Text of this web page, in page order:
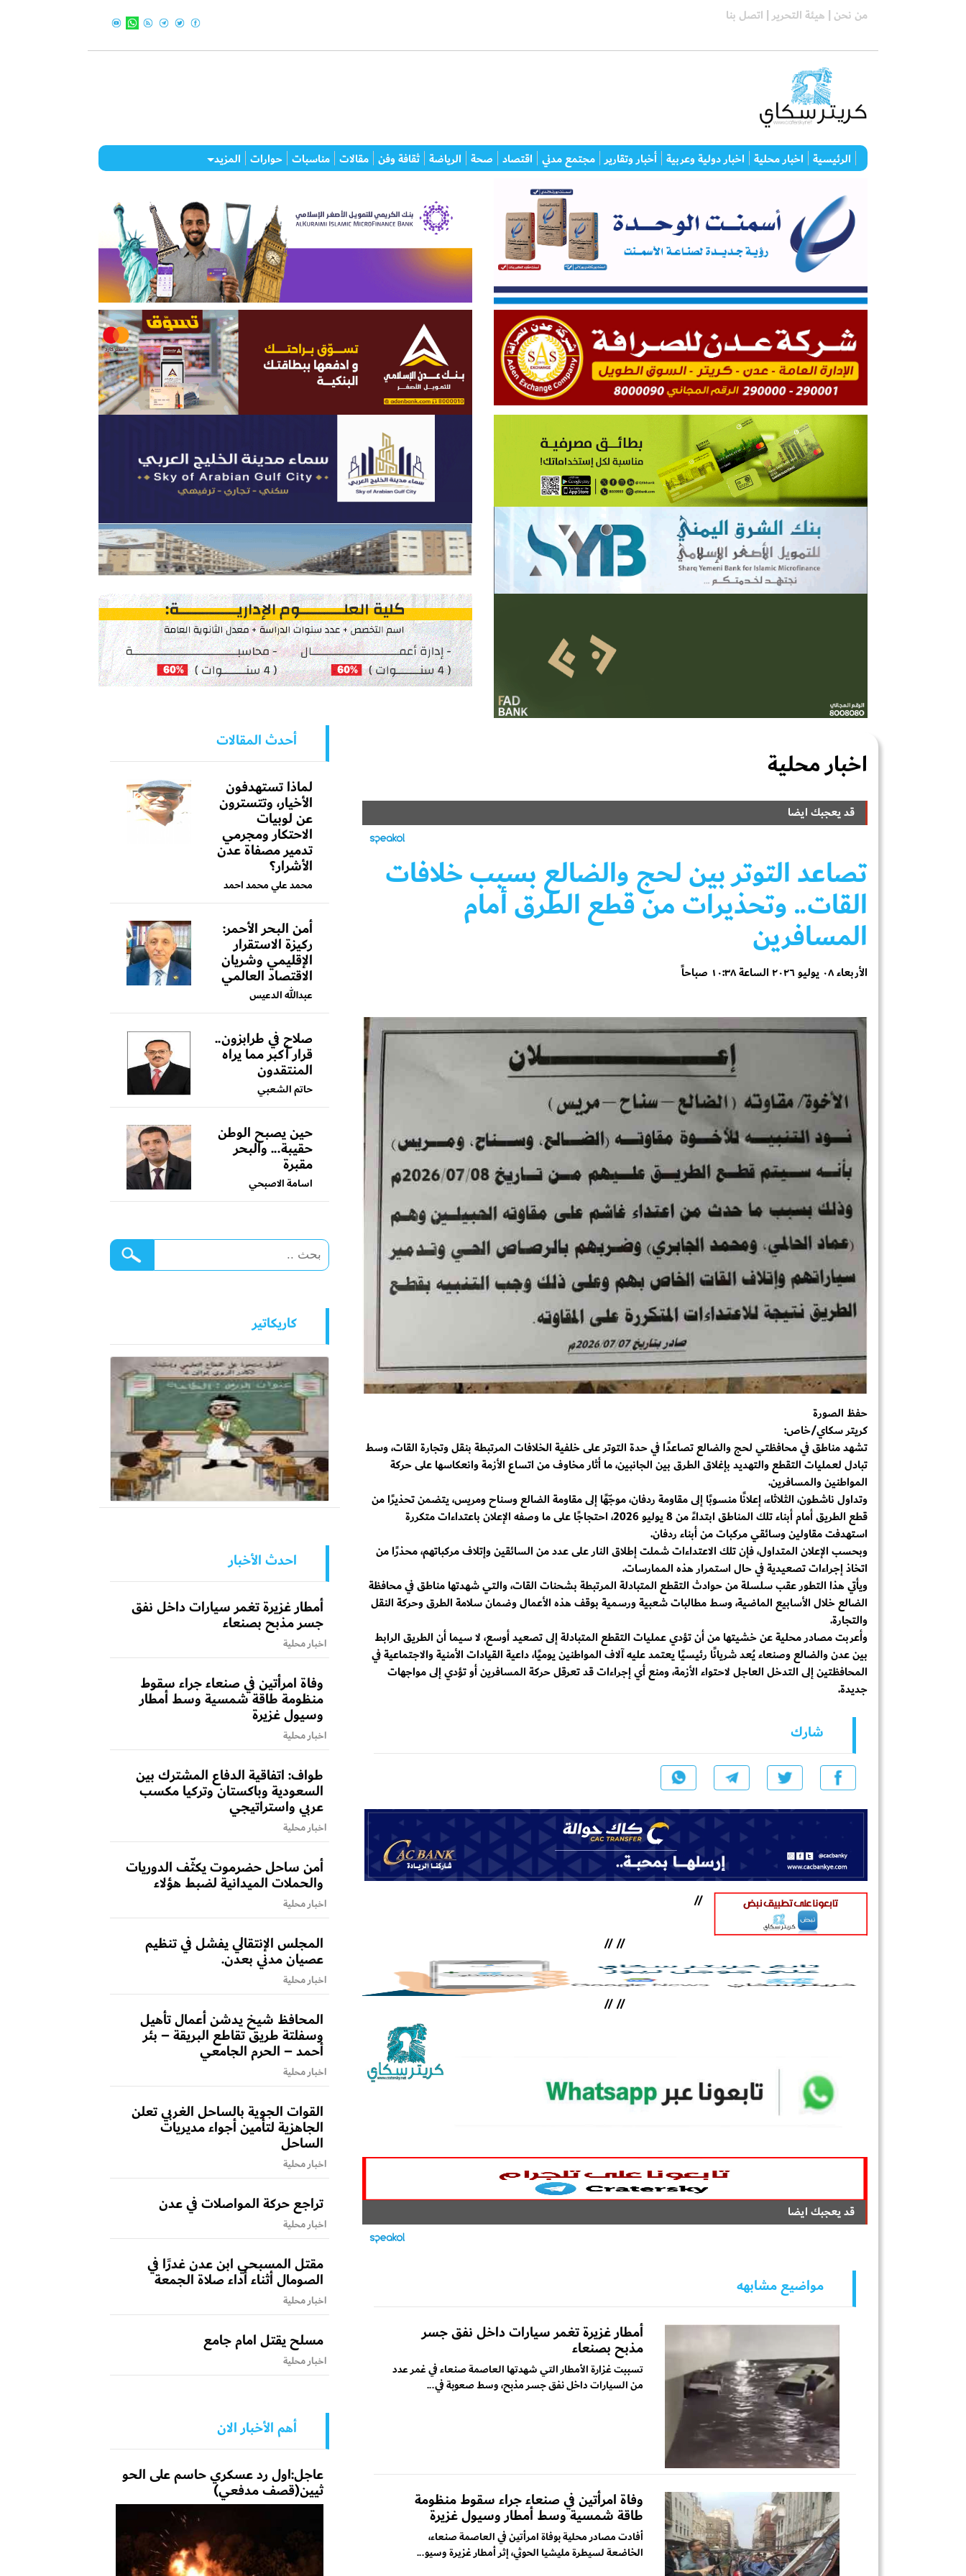
من نحن | هيئة التحرير | اتصل بنا
الرئيسية اخبار محلية اخبار دولية وعربية أخبار وتقارير مجتمع مدني اقتصاد صحة الرياضة ثقافة وفن مقالات مناسبات حوارات المزيد
اخبار محلية
قد يعجبك ايضا
تصاعد التوتر بين لحج والضالع بسبب خلافات
القات.. وتحذيرات من قطع الطرق أمام
المسافرين
الأربعاء ٠٨ يوليو ٢٠٢٦ الساعة ١٠:٣٨ صباحاً
حفظ الصورة
كريتر سكاي/خاص:
تشهد مناطق في محافظتي لحج والضالع تصاعدًا في حدة التوتر على خلفية الخلافات المرتبطة بنقل وتجارة القات، وسط
تبادل لعمليات التقطع والتهديد بإغلاق الطرق بين الجانبين، ما أثار مخاوف من اتساع الأزمة وانعكاسها على حركة
المواطنين والمسافرين.
وتداول ناشطون، الثلاثاء، إعلانًا منسوبًا إلى مقاومة ردفان، موجّهًا إلى مقاومة الضالع وسناح ومريس، يتضمن تحذيرًا من
قطع الطريق أمام أبناء تلك المناطق ابتداءً من 8 يوليو 2026، احتجاجًا على ما وصفه الإعلان باعتداءات متكررة
استهدفت مقاولين وسائقي مركبات من أبناء ردفان.
وبحسب الإعلان المتداول، فإن تلك الاعتداءات شملت إطلاق النار على عدد من السائقين وإتلاف مركباتهم، محذرًا من
اتخاذ إجراءات تصعيدية في حال استمرار هذه الممارسات.
ويأتي هذا التطور عقب سلسلة من حوادث التقطع المتبادلة المرتبطة بشحنات القات، والتي شهدتها مناطق في محافظة
الضالع خلال الأسابيع الماضية، وسط مطالبات شعبية ورسمية بوقف هذه الأعمال وضمان سلامة الطرق وحركة النقل
والتجارة.
وأعربت مصادر محلية عن خشيتها من أن تؤدي عمليات التقطع المتبادلة إلى تصعيد أوسع، لا سيما أن الطريق الرابط
بين عدن والضالع وصنعاء يُعد شريانًا رئيسيًا يعتمد عليه آلاف المواطنين يوميًا، داعية القيادات الأمنية والاجتماعية في
المحافظتين إلى التدخل العاجل لاحتواء الأزمة، ومنع أي إجراءات قد تعرقل حركة المسافرين أو تؤدي إلى مواجهات
جديدة.
شارك
//
//
//
//
//
قد يعجبك ايضا
مواضيع مشابهه
أمطار غزيرة تغمر سيارات داخل نفق جسر
مذبح بصنعاء
تسببت غزارة الأمطار التي شهدتها العاصمة صنعاء في غمر عدد
من السيارات داخل نفق جسر مذبح، وسط صعوبة في...
وفاة امرأتين في صنعاء جراء سقوط منظومة
طاقة شمسية وسط أمطار وسيول غزيرة
أفادت مصادر محلية بوفاة امرأتين في العاصمة صنعاء،
الخاضعة لسيطرة مليشيا الحوثي، إثر أمطار غزيرة وسيو...
أحدث المقالات
لماذا تستهدفون
الأخيار، وتتسترون
عن لوبيات
الاحتكار ومجرمي
تدمير مصفاة عدن
الأشرار؟
محمد علي محمد احمد
أمن البحر الأحمر:
ركيزة الاستقرار
الإقليمي وشريان
الاقتصاد العالمي
عبدالله الدعيس
صلاح في طرابزون..
قرار أكبر مما يراه
المنتقدون
حاتم الشعبي
حين يصبح الوطن
حقيبة... والبحر
مقبرة
اسامة الاصبحي
كاريكاتير
احدث الأخبار
أمطار غزيرة تغمر سيارات داخل نفق
جسر مذبح بصنعاء
اخبار محلية
وفاة امرأتين في صنعاء جراء سقوط
منظومة طاقة شمسية وسط أمطار
وسيول غزيرة
اخبار محلية
طواف: اتفاقية الدفاع المشترك بين
السعودية وباكستان وتركيا مكسب
عربي واستراتيجي
اخبار محلية
أمن ساحل حضرموت يكثّف الدوريات
والحملات الميدانية لضبط هؤلاء
اخبار محلية
المجلس الإنتقالي يفشل في تنظيم
عصيان مدني بعدن.
اخبار محلية
المحافظ شيخ يدشن أعمال تأهيل
وسفلتة طريق تقاطع البريقة – بئر
أحمد – الحرم الجامعي
اخبار محلية
القوات الجوية بالساحل الغربي تعلن
الجاهزية لتأمين أجواء مديريات
الساحل
اخبار محلية
تراجع حركة المواصلات في عدن
اخبار محلية
مقتل المسبحي ابن عدن غدرًا في
الصومال أثناء أداء صلاة الجمعة
اخبار محلية
مسلح يقتل امام جامع
اخبار محلية
أهم الأخبار الان
عاجل:اول رد عسكري حاسم على الحو
ثيين(قصف مدفعي)